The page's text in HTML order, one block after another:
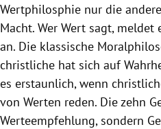
Wertphilosphie nur die
Macht. Wer Wert sagt, meldet
an. Die klassische
christliche hat sich auf
es erstaunlich, wenn
von Werten reden. Die zehn
Werteempfehlung, sondern